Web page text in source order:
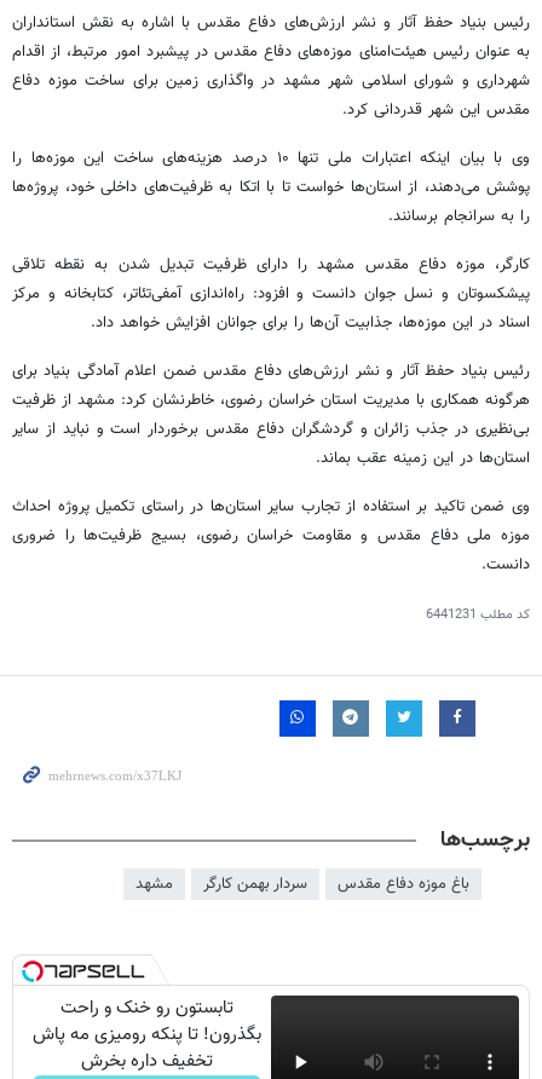
رئیس بنیاد حفظ آثار و نشر ارزش‌های دفاع مقدس با اشاره به نقش استانداران
به عنوان رئیس هیئت‌امنای موزه‌های دفاع مقدس در پیشبرد امور مرتبط، از اقدام
شهرداری و شورای اسلامی شهر مشهد در واگذاری زمین برای ساخت موزه دفاع
مقدس این شهر قدردانی کرد.
وی با بیان اینکه اعتبارات ملی تنها ۱۰ درصد هزینه‌های ساخت این موزه‌ها را
پوشش می‌دهند، از استان‌ها خواست تا با اتکا به ظرفیت‌های داخلی خود، پروژه‌ها
را به سرانجام برسانند.
کارگر، موزه دفاع مقدس مشهد را دارای ظرفیت تبدیل شدن به نقطه تلاقی
پیشکسوتان و نسل جوان دانست و افزود: راه‌اندازی آمفی‌تئاتر، کتابخانه و مرکز
اسناد در این موزه‌ها، جذابیت آن‌ها را برای جوانان افزایش خواهد داد.
رئیس بنیاد حفظ آثار و نشر ارزش‌های دفاع مقدس ضمن اعلام آمادگی بنیاد برای
هرگونه همکاری با مدیریت استان خراسان رضوی، خاطرنشان کرد: مشهد از ظرفیت
بی‌نظیری در جذب زائران و گردشگران دفاع مقدس برخوردار است و نباید از سایر
استان‌ها در این زمینه عقب بماند.
وی ضمن تاکید بر استفاده از تجارب سایر استان‌ها در راستای تکمیل پروژه احداث
موزه ملی دفاع مقدس و مقاومت خراسان رضوی، بسیج ظرفیت‌ها را ضروری
دانست.
کد مطلب 6441231
برچسب‌ها
باغ موزه دفاع مقدس سردار بهمن کارگر مشهد
تابستون رو خنک و راحت
بگذرون! تا پنکه رومیزی مه پاش
تخفیف داره بخرش